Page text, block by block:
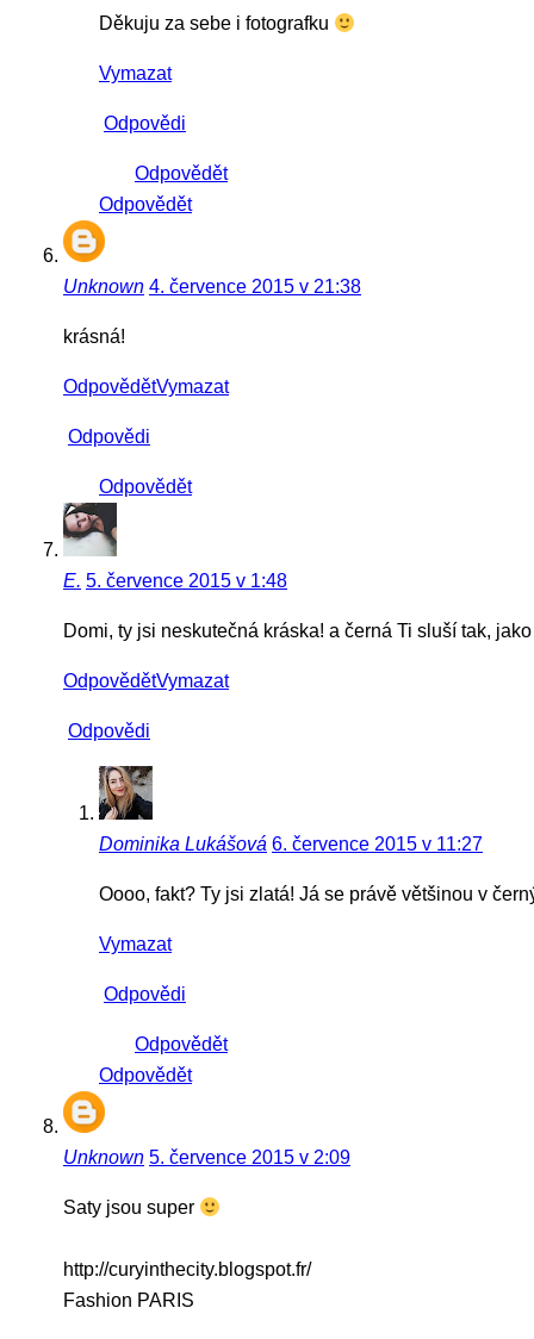
Děkuju za sebe i fotografku
Vymazat
Odpovědi
Odpovědět
Odpovědět
Unknown 4. července 2015 v 21:38
krásná!
OdpovědětVymazat
Odpovědi
Odpovědět
E. 5. července 2015 v 1:48
Domi, ty jsi neskutečná kráska! a černá Ti sluší tak,
OdpovědětVymazat
Odpovědi
Dominika Lukášová 6. července 2015 v 11:27
Oooo, fakt? Ty jsi zlatá! Já se právě většinou v
Vymazat
Odpovědi
Odpovědět
Odpovědět
Unknown 5. července 2015 v 2:09
Saty jsou super
http://curyinthecity.blogspot.fr/
Fashion PARIS